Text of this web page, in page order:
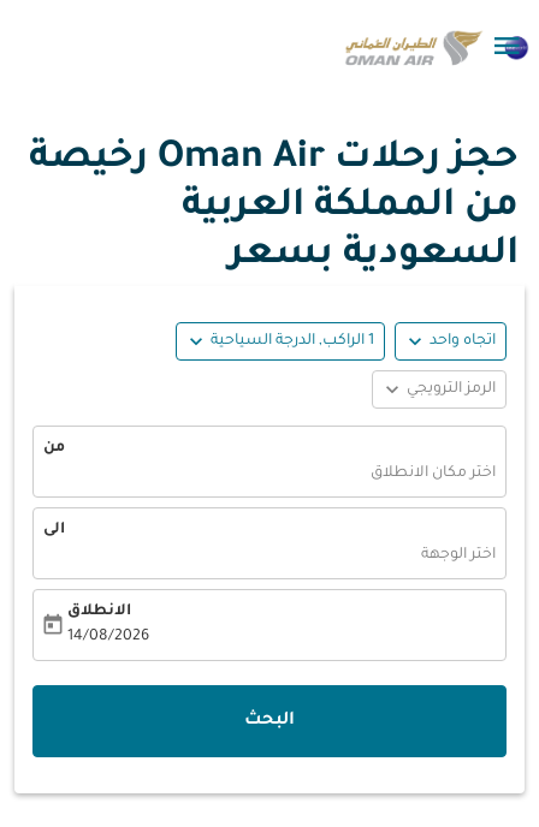

حجز رحلات Oman Air رخيصة
من المملكة العربية
السعودية بسعر
اتجاه واحد expand_more 1 الراكب, الدرجة السياحية expand_more
الرمز الترويجي expand_more
من
اختر مكان الانطلاق
الى
اختر الوجهة
الانطلاق
14/08/2026
today
البحث